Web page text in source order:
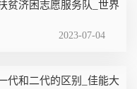
贫济困志愿服务队_世界
2023-07-04
代和二代的区别_佳能大